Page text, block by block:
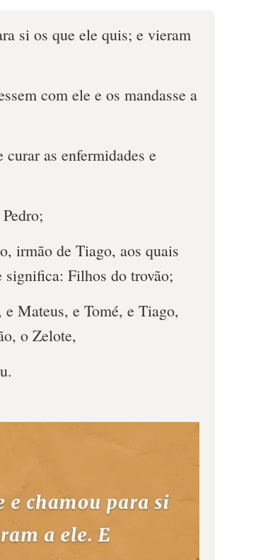
si os que ele quis; e vieram
com ele e os mandasse a
as enfermidades e
irmão de Tiago, aos quais
significa: Filhos do trovão;
Mateus, e Tomé, e Tiago,
o Zelote,